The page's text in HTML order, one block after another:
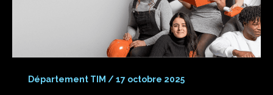
Département TIM /17 octobre 2025